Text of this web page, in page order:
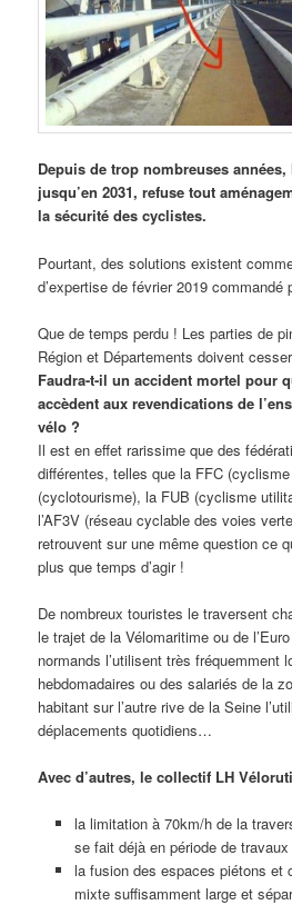
Depuis de trop nombreuses
jusqu’en 2031, refuse tout
la sécurité des cyclistes.
Pourtant, des solutions existent
d’expertise de février 2019 commandé
Que de temps perdu ! Les parties de
Région et Départements doivent
Faudra-t-il un accident mortel pour
accèdent aux revendications de
vélo ?
Il est en effet rarissime que des
différentes, telles que la FFC
(cyclotourisme), la FUB (cyclisme
l’AF3V (réseau cyclable des voies
retrouvent sur une même question ce
plus que temps d’agir !
De nombreux touristes le traversent
le trajet de la Vélomaritime ou de
normands l’utilisent très fréquemment
hebdomadaires ou des salariés de la
habitant sur l’autre rive de la Seine
déplacements quotidiens…
Avec d’autres, le collectif LH
la limitation à 70km/h de la
se fait déjà en période de
la fusion des espaces piétons et
mixte suffisamment large et